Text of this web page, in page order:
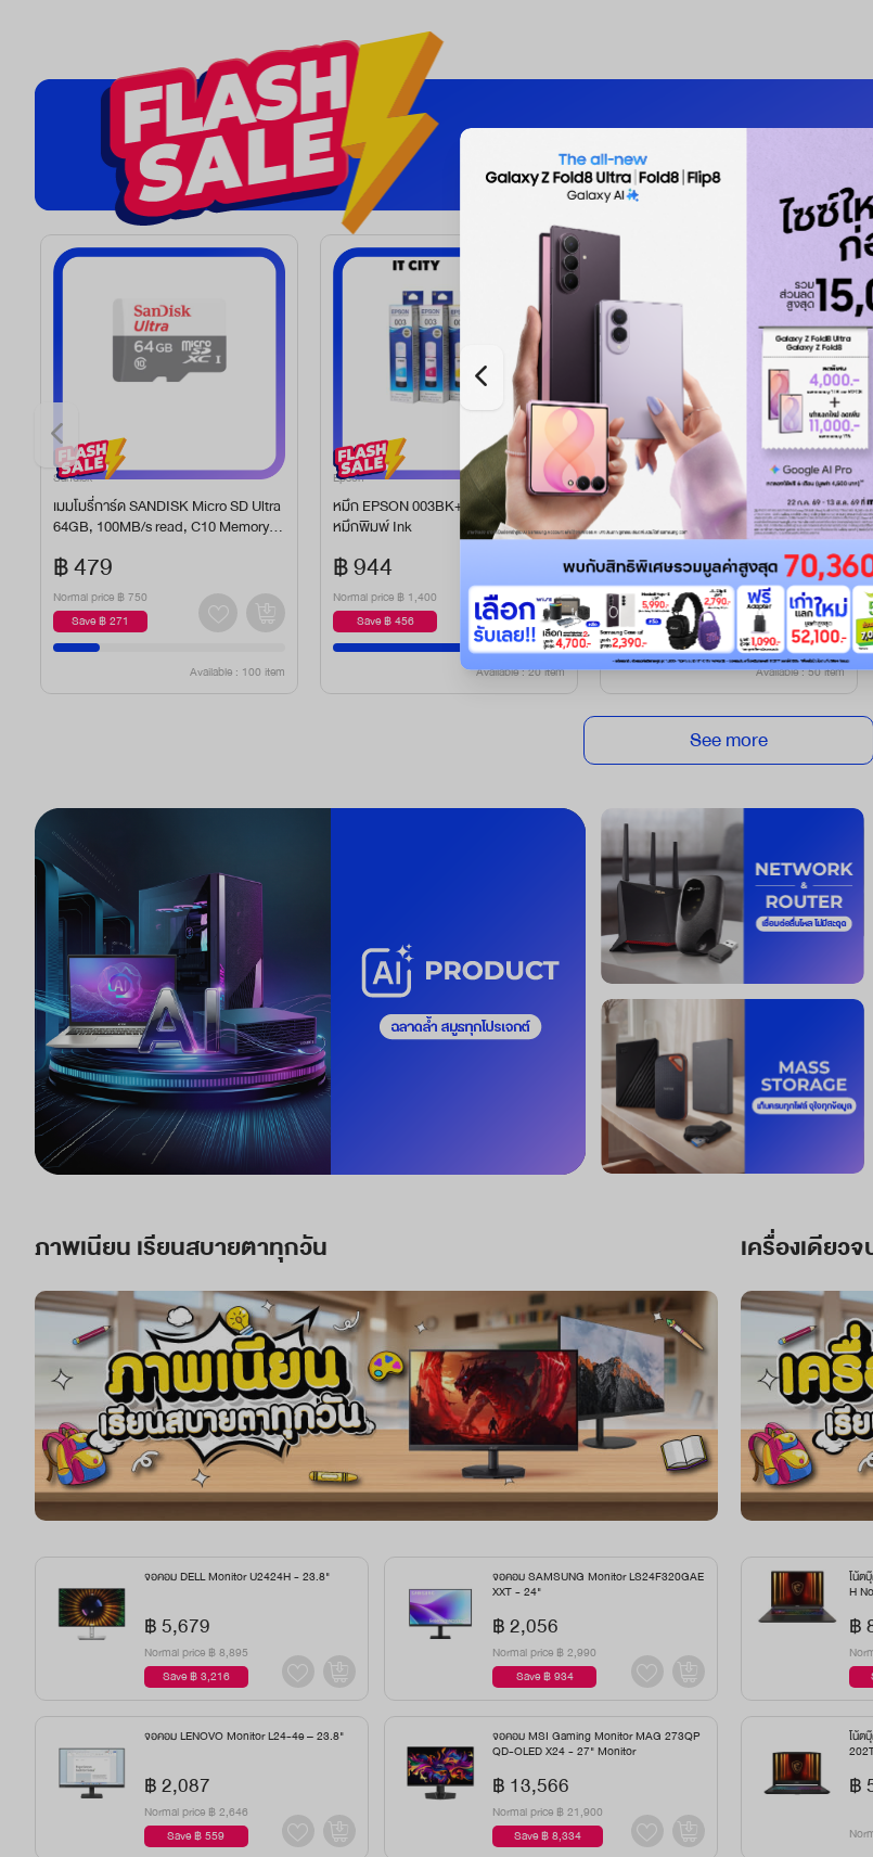
Sandisk
เมมโมรี่การ์ด SANDISK Micro SD Ultra
64GB, 100MB/s read, C10 Memory C
฿ 479
Normal price ฿ 750
Save ฿ 271
Available : 100 item
Epson
หมึก EPSON 003BK+C+M+Y (เซท 4 สี)
หมึกพิมพ์ Ink
฿ 944
Normal price ฿ 1,400
Save ฿ 456
Available : 20 item
Canon
หมึก Canon Ink GI-790BK+C+M+Y ห
มึกพิมพ์ Ink
฿ 944
Normal price ฿ 1,500
Save ฿ 556
Available : 50 item
See more
ภาพเนียน เรียนสบายตาทุกวัน
จอคอม DELL Monitor U2424H - 23.8"
฿ 5,679
Normal price ฿ 8,895
Save ฿ 3,216
จอคอม SAMSUNG Monitor LS24F320GAE
XXT - 24"
฿ 2,056
Normal price ฿ 2,990
Save ฿ 934
จอคอม LENOVO Monitor L24-4e – 23.8"
฿ 2,087
Normal price ฿ 2,646
Save ฿ 559
จอคอม MSI Gaming Monitor MAG 273QP
QD-OLED X24 - 27" Monitor
฿ 13,566
Normal price ฿ 21,900
Save ฿ 8,334
เครื่องเดียว
โน้ต
H
฿
โน้ต
฿